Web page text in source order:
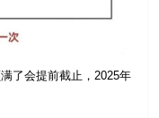
了会提前截止，2025年